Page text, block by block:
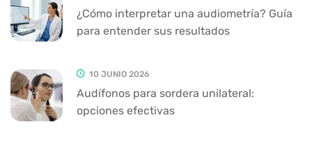
¿Cómo interpretar una audiometría? Guía
para entender sus resultados
10 JUNIO 2026
Audífonos para sordera unilateral:
opciones efectivas